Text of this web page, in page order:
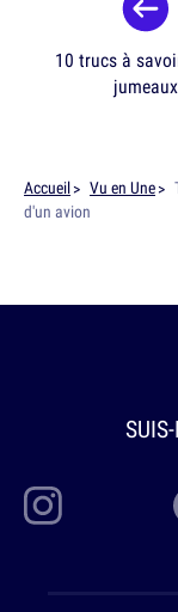
10 trucs à
jumeaux
Accueil Vu en Une
d'un avion